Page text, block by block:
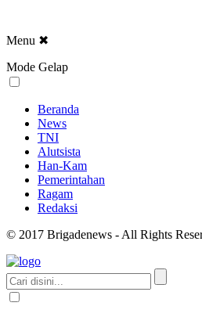
Menu ✖
Mode Gelap
Beranda
News
TNI
Alutsista
Han-Kam
Pemerintahan
Ragam
Redaksi
© 2017 Brigadenews - All Rights